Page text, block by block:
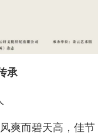
承
爽而碧天高，佳节